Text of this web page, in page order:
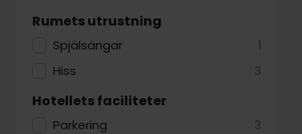
Rumets utrustning
Spjälsängar 1
Hiss 3
Hotellets faciliteter
Parkering 3